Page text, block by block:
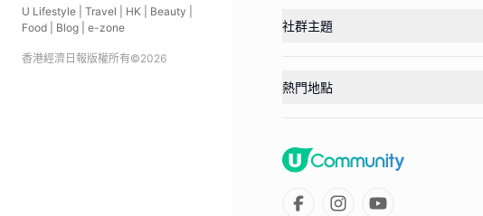
U Lifestyle Travel HK Beauty
Food
Blog e-zone
香港經濟日報版權所有©2026
社群主題
熱門地點